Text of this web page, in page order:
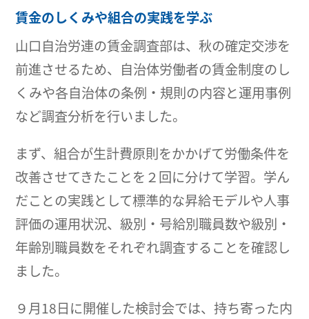
賃金のしくみや組合の実践を学ぶ
山口自治労連の賃金調査部は、秋の確定交渉を
前進させるため、自治体労働者の賃金制度のし
くみや各自治体の条例・規則の内容と運用事例
など調査分析を行いました。
まず、組合が生計費原則をかかげて労働条件を
改善させてきたことを２回に分けて学習。学ん
だことの実践として標準的な昇給モデルや人事
評価の運用状況、級別・号給別職員数や級別・
年齢別職員数をそれぞれ調査することを確認し
ました。
９月18日に開催した検討会では、持ち寄った内